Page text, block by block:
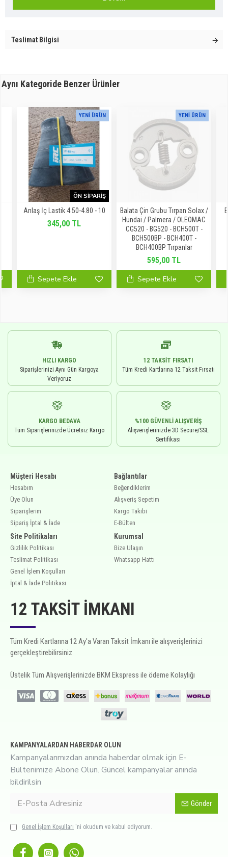
Teslimat Bilgisi
Aynı Kategoride Benzer Ürünler
YENI ÜRÜN
ÖN SIPARIŞ
Anlaş İç Lastik 4.50-4.80 - 10
345,00 TL
Sepete Ekle
YENI ÜRÜN
Balata Çin Grubu Tırpan Solax /
Hundai / Palmera / OLEOMAC
CG520 - BG520 - BCH500T -
BCH500BP - BCH400T -
BCH400BP Tırpanlar
595,00 TL
Sepete Ekle
HIZLI KARGO
Siparişlerinizi Aynı Gün Kargoya
Veriyoruz
12 TAKSIT FIRSATI
Tüm Kredi Kartlarına 12 Taksit Fırsatı
KARGO BEDAVA
Tüm Siparişlerinizde Ücretsiz Kargo
%100 GÜVENLI ALIŞVERIŞ
Alışverişlerinizde 3D Secure/SSL
Sertifikası
Müşteri Hesabı
Hesabım
Üye Olun
Siparişlerim
Sipariş İptal & İade
Site Politikaları
Gizlilik Politikası
Teslimat Politikası
Genel İşlem Koşulları
İptal & İade Politikası
Bağlantılar
Beğendiklerim
Alışveriş Sepetim
Kargo Takibi
E-Bülten
Kurumsal
Bize Ulaşın
Whatsapp Hattı
12 TAKSIT İMKANI
Tüm Kredi Kartlarına 12 Ay'a Varan Taksit İmkanı ile alışverişlerinizi
gerçekleştirebilirsiniz
Üstelik Tüm Alışverişlerinizde BKM Ekspress ile ödeme Kolaylığı
KAMPANYALARDAN HABERDAR OLUN
Kampanyalarımızdan anında haberdar olmak için E-
Bültenimize Abone Olun. Güncel kampanyalar anında
bildirilsin
Gönder
Genel İşlem Koşulları 'ni okudum ve kabul ediyorum.